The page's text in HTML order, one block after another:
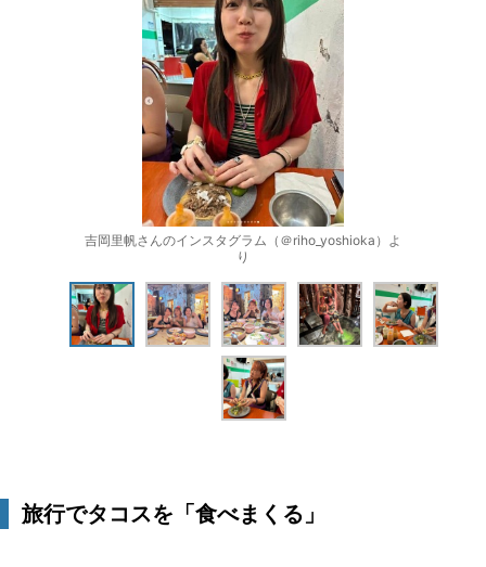
吉岡里帆さんのインスタグラム（＠riho_yoshioka）よ
り
旅行でタコスを「食べまくる」